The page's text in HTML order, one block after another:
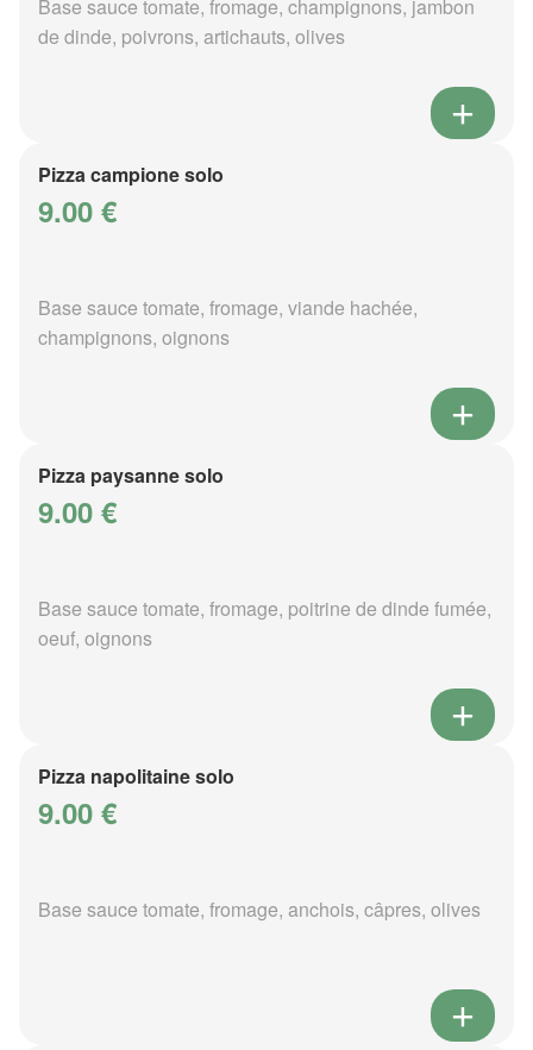
Base sauce tomate, fromage, champignons, jambon
de dinde, poivrons, artichauts, olives
Pizza campione solo
9.00 €
Base sauce tomate, fromage, viande hachée,
champignons, oignons
Pizza paysanne solo
9.00 €
Base sauce tomate, fromage, poitrine de dinde fumée,
oeuf, oignons
Pizza napolitaine solo
9.00 €
Base sauce tomate, fromage, anchois, câpres, olives